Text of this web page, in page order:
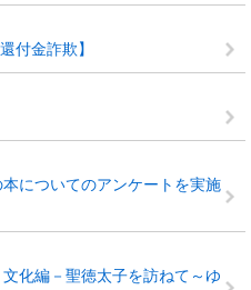
付金詐欺】
についてのアンケートを実施
化編－聖徳太子を訪ねて～ゆ